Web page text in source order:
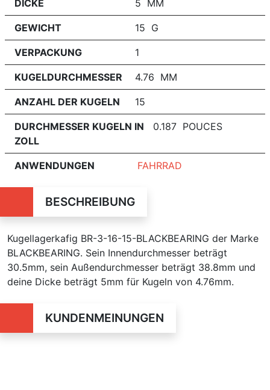
DICKE 5 MM
GEWICHT 15 G
VERPACKUNG 1
KUGELDURCHMESSER 4.76 MM
ANZAHL DER KUGELN 15
DURCHMESSER KUGELN IN
ZOLL
0.187 POUCES
ANWENDUNGEN FAHRRAD
BESCHREIBUNG
Kugellagerkafig BR-3-16-15-BLACKBEARING der Marke
BLACKBEARING. Sein Innendurchmesser beträgt
30.5mm, sein Außendurchmesser beträgt 38.8mm und
deine Dicke beträgt 5mm für Kugeln von 4.76mm.
KUNDENMEINUNGEN